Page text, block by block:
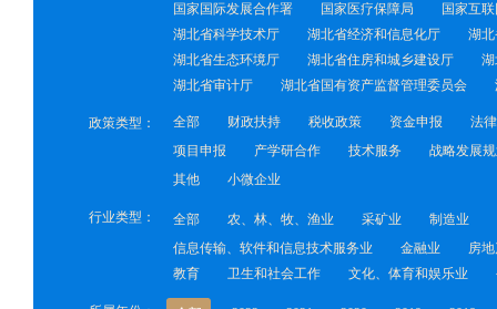
国家国际发展合作署
国家医疗保障局
国家互
湖北省科学技术厅
湖北省经济和信息化厅
湖
湖北省生态环境厅
湖北省住房和城乡建设厅
湖北省审计厅
湖北省国有资产监督管理委员会
政策类型： 全部 财政扶持 税收政策 资金申报
法
项目申报
产学研合作 技术服务
战略发展
其他
小微企业
行业类型： 全部 农、林、牧、渔业 采矿业
制造业
信息传输、软件和信息技术服务业
金融业
房
教育
卫生和社会工作 文化、体育和娱乐业